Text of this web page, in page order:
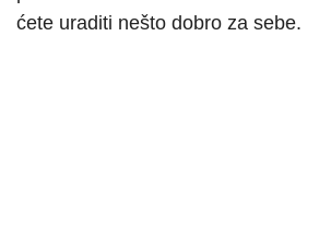
ćete uraditi nešto dobro za sebe.